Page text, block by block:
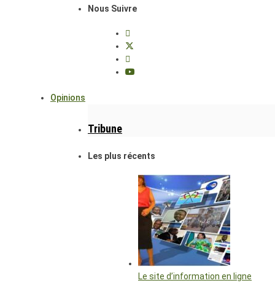
Nous Suivre
Opinions
Tribune
Les plus récents
Le site d’information en ligne